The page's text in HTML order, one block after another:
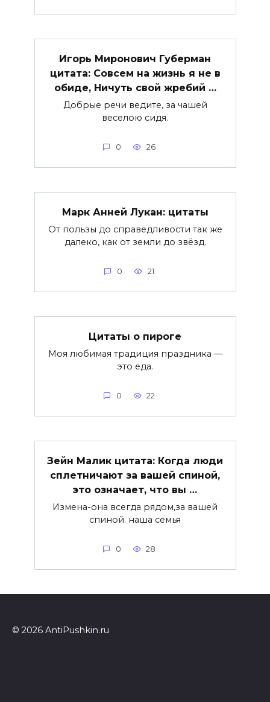
Игорь Миронович Губерман
цитата: Совсем на жизнь я не в
обиде, Ничуть свой жребий …
Добрые речи ведите, за чашей
веселою сидя.
0 26
Марк Анней Лукан: цитаты
От пользы до справедливости так же
далеко, как от земли до звёзд.
0 21
Цитаты о пироге
Моя любимая традиция праздника —
это еда.
0 22
Зейн Малик цитата: Когда люди
сплетничают за вашей спиной,
это означает, что вы …
Измена-она всегда рядом,за вашей
спиной. наша семья
0 28
© 2026 AntiPushkin.ru